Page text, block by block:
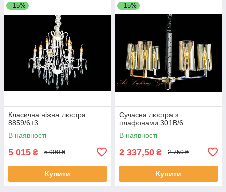
–15%
Класична ніжна люстра
8859/6+3
В наявності
5 015 ₴ 5 900 ₴
Купити
–15%
Сучасна люстра з
плафонами 301B/6
В наявності
2 337,50 ₴ 2 750 ₴
Купити